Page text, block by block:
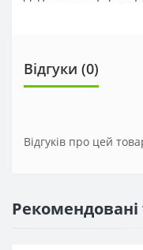
Відгуки (0)
Відгуків про цей